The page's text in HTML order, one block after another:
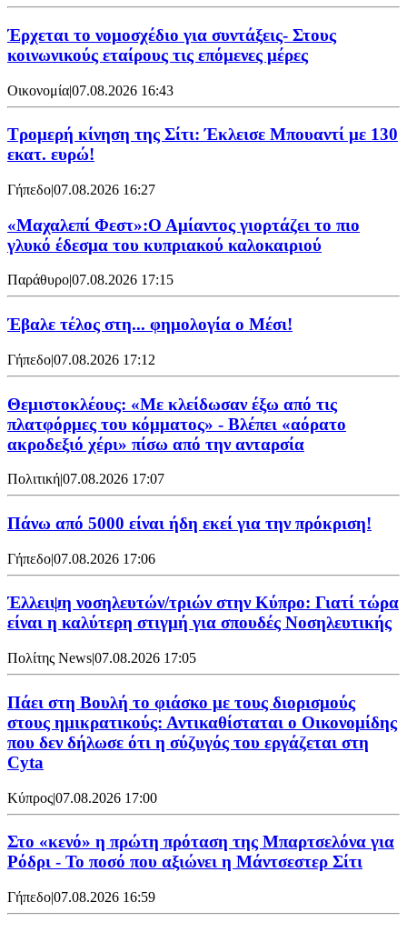
Έρχεται το νομοσχέδιο για συντάξεις- Στους
κοινωνικούς εταίρους τις επόμενες μέρες
Οικονομία|07.08.2026 16:43
Τρομερή κίνηση της Σίτι: Έκλεισε Μπουαντί με 130
εκατ. ευρώ!
Γήπεδο|07.08.2026 16:27
«Μαχαλεπί Φεστ»:Ο Αμίαντος γιορτάζει το πιο
γλυκό έδεσμα του κυπριακού καλοκαιριού
Παράθυρο|07.08.2026 17:15
Έβαλε τέλος στη... φημολογία o Μέσι!
Γήπεδο|07.08.2026 17:12
Θεμιστοκλέους: «Με κλείδωσαν έξω από τις
πλατφόρμες του κόμματος» - Βλέπει «αόρατο
ακροδεξιό χέρι» πίσω από την ανταρσία
Πολιτική|07.08.2026 17:07
Πάνω από 5000 είναι ήδη εκεί για την πρόκριση!
Γήπεδο|07.08.2026 17:06
Έλλειψη νοσηλευτών/τριών στην Κύπρο: Γιατί τώρα
είναι η καλύτερη στιγμή για σπουδές Νοσηλευτικής
Πολίτης News|07.08.2026 17:05
Πάει στη Βουλή το φιάσκο με τους διορισμούς
στους ημικρατικούς: Αντικαθίσταται ο Οικονομίδης
που δεν δήλωσε ότι η σύζυγός του εργάζεται στη
Cyta
Κύπρος|07.08.2026 17:00
Στο «κενό» η πρώτη πρόταση της Μπαρτσελόνα για
Ρόδρι - Το ποσό που αξιώνει η Μάντσεστερ Σίτι
Γήπεδο|07.08.2026 16:59